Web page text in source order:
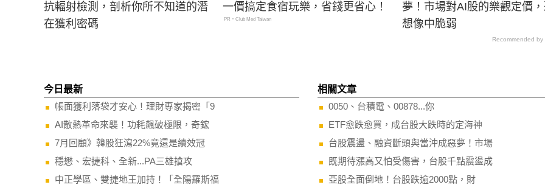
抗輻射檢測，剖析你所不知道的潛
在獲利密碼
一價搞定食宿玩樂，省錢更省心！
PR・Club Med Taiwan
夢！市場對AI股的樂觀定價
想像中脆弱
Recommended by
今日最新
帳面獲利落袋才安心！理財專家揭密「9
AI散熱革命來襲！功耗飆破極限，奇鋐
7月回顧》韓股狂瀉22%竟還是績效冠
穩懋、宏捷科、全新...PA三雄搶攻
中正學區、雙捷地王加持！「全陽羅斯福
相關文章
0050、台積電、00878...你
ETF愈跌愈買，成台股大跌時的定海神
台股震盪、融資斷頭與當沖成惡夢！市場
既期待漲高又怕受傷害，台股千點震盪成
亞股全面倒地！台股跌逾2000點，財